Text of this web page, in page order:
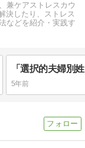
兼ケアストレスカウ
決したり、ストレス
などを紹介・実践す
5年前